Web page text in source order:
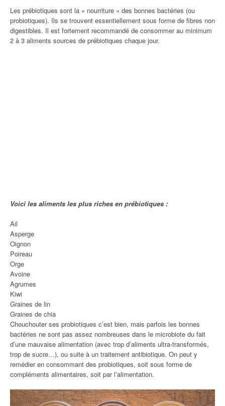
Les prébiotiques sont la « nourriture » des bonnes bactéries (ou
probiotiques). Ils se trouvent essentiellement sous forme de fibres non
digestibles. Il est fortement recommandé de consommer au minimum
2 à 3 aliments sources de prébiotiques chaque jour.
Voici les aliments les plus riches en prébiotiques :
Ail
Asperge
Oignon
Poireau
Orge
Avoine
Agrumes
Kiwi
Graines de lin
Graines de chia
Chouchouter ses probiotiques c’est bien, mais parfois les bonnes
bactéries ne sont pas assez nombreuses dans le microbiote du fait
d’une mauvaise alimentation (avec trop d’aliments ultra-transformés,
trop de sucre…), ou suite à un traitement antibiotique. On peut y
remédier en consommant des probiotiques, soit sous forme de
compléments alimentaires, soit par l’alimentation.